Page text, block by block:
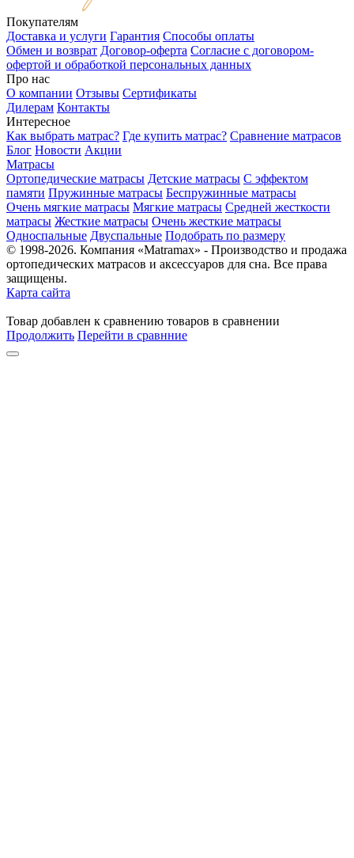
Покупателям
Доставка и услуги Гарантия Способы оплаты
Обмен и возврат Договор-оферта Согласие с договором-
офертой и обработкой персональных данных
Про нас
О компании Отзывы Сертификаты
Дилерам Контакты
Интересное
Как выбрать матрас? Где купить матрас? Сравнение матрасов
Блог Новости Акции
Матрасы
Ортопедические матрасы Детские матрасы С эффектом
памяти Пружинные матрасы Беспружинные матрасы
Очень мягкие матрасы Мягкие матрасы Средней жесткости
матрасы Жесткие матрасы Очень жесткие матрасы
Односпальные Двуспальные Подобрать по размеру
© 1998-2026. Компания «Matramax» - Производство и продажа
ортопедических матрасов и аксессуаров для сна. Все права
защищены.
Карта сайта
Товар добавлен к сравнению товаров в сравнении
Продолжить Перейти в сравнние